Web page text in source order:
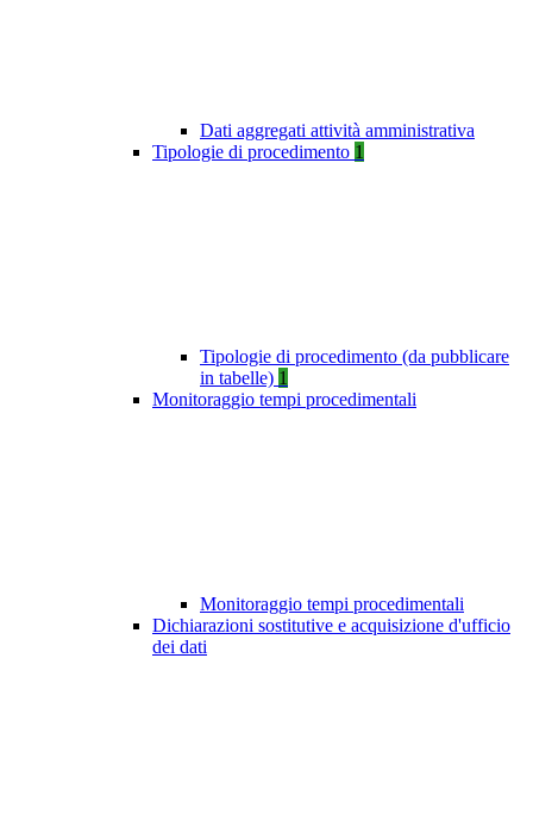
Dati aggregati attività amministrativa
Tipologie di procedimento 1
Tipologie di procedimento (da pubblicare
in tabelle) 1
Monitoraggio tempi procedimentali
Monitoraggio tempi procedimentali
Dichiarazioni sostitutive e acquisizione d'ufficio
dei dati